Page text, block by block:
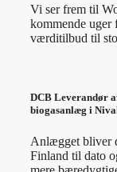
Vi ser frem til
kommende uger
værditilbud til
DCB Leverandør
biogasanlæg i
Anlægget bliver
Finland til dato